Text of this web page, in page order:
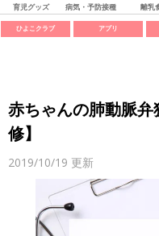
育児グッズ 病気・予防接種 離乳
ひよこクラブ アプリ
赤ちゃんの肺動脈
修】
2019/10/19 更新